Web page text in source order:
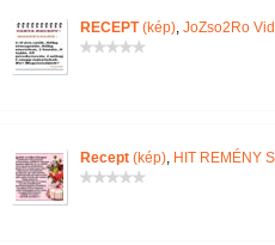
RECEPT(kép), JoZso2Ro
Recept(kép), HIT REMÉNY